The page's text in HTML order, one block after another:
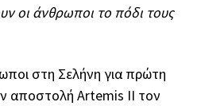
οι άνθρωποι το πόδι τους
στη Σελήνη για πρώτη
αποστολή Artemis II τον